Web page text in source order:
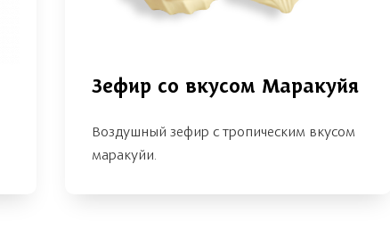
Зефир со вкусом Маракуйя
Воздушный зефир с тропическим вкусом
маракуйи.